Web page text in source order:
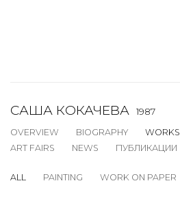
САША КОКАЧЕВА
1987
OVERVIEW
BIOGRAPHY WORKS
ART FAIRS
NEWS ПУБЛИКАЦИИ
ALL PAINTING WORK ON PAPER